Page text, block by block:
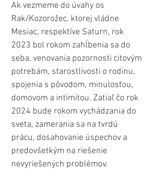
Ak vezmeme do úvahy os
Rak/Kozorožec, ktorej vládne
Mesiac, respektíve Saturn, rok
2023 bol rokom zahĺbenia sa do
seba, venovania pozornosti citovým
potrebám, starostlivosti o rodinu,
spojenia s pôvodom, minulosťou,
domovom a intimitou. Zatiaľ čo rok
2024 bude rokom vychádzania do
sveta, zamerania sa na tvrdú
prácu, dosahovanie úspechov a
predovšetkým na riešenie
nevyriešených problémov.